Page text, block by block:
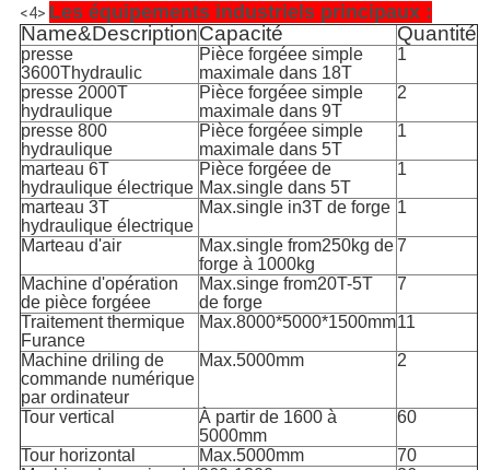
<4> Les équipements industriels principaux :
Name&DescriptionCapacité Quantité
presse
3600Thydraulic
Pièce forgéee simple
maximale dans 18T
1
presse 2000T
hydraulique
Pièce forgéee simple
maximale dans 9T
2
presse 800
hydraulique
Pièce forgéee simple
maximale dans 5T
1
marteau 6T
hydraulique électrique
Pièce forgéee de
Max.single dans 5T
1
marteau 3T
hydraulique électrique
Max.single in3T de forge 1
Marteau d'air
Max.single from250kg de
forge à 1000kg
7
Machine d'opération
de pièce forgéee
Max.singe from20T-5T
de forge
7
Traitement thermique
Furance
Max.8000*5000*1500mm11
Machine driling de
commande numérique
par ordinateur
Max.5000mm 2
Tour vertical
À partir de 1600 à
5000mm
60
Tour horizontal Max.5000mm
70